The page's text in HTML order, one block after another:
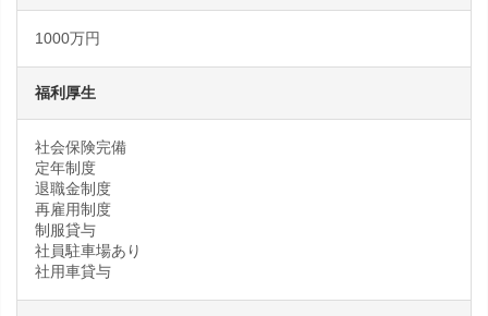
1000万円
福利厚生
社会保険完備
定年制度
退職金制度
再雇用制度
制服貸与
社員駐車場あり
社用車貸与